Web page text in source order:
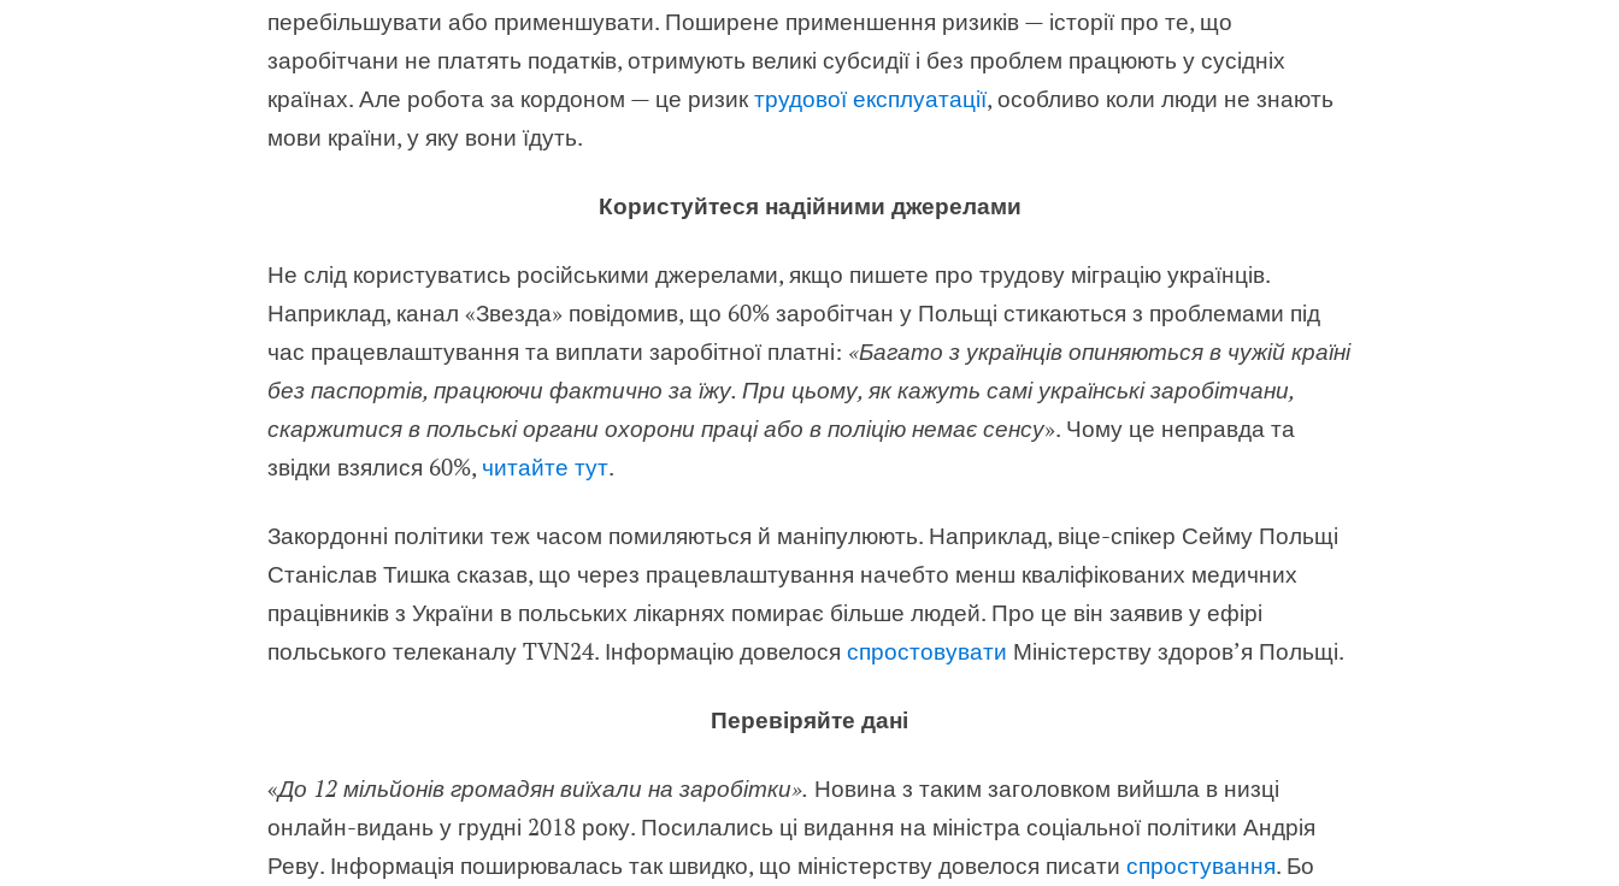
перебільшувати або применшувати. Поширене применшення ризиків — історії про те, що
заробітчани не платять податків, отримують великі субсидії і без проблем працюють у сусідніх
країнах. Але робота за кордоном — це ризиктрудової експлуатації, особливо коли люди не знають
мови країни, у яку вони їдуть.
Користуйтеся надійними джерелами
Не слід користуватись російськими джерелами, якщо пишете про трудову міграцію українців.
Наприклад, канал «Звезда» повідомив, що 60% заробітчан у Польщі стикаються з проблемами під
час працевлаштування та виплати заробітної платні: «Багато з українців опиняються в чужій країні
без паспортів, працюючи фактично за їжу. При цьому, як кажуть самі українські заробітчани,
скаржитися в польські органи охорони праці або в поліцію немає сенсу». Чому це неправда та
звідки взялися 60%, читайте тут.
Закордонні політики теж часом помиляються й маніпулюють. Наприклад, віце-спікер Сейму Польщі
Станіслав Тишка сказав, що через працевлаштування начебто менш кваліфікованих медичних
працівників з України в польських лікарнях помирає більше людей. Про це він заявив у ефірі
польського телеканалу TVN24. Інформацію довелося спростовувати Міністерству здоров’я Польщі.
Перевіряйте дані
«До 12 мільйонів громадян виїхали на заробітки». Новина з таким заголовком вийшла в низці
онлайн-видань у грудні 2018 року. Посилались ці видання на міністра соціальної політики Андрія
Реву. Інформація поширювалась так швидко, що міністерству довелося писати спростування. Бо